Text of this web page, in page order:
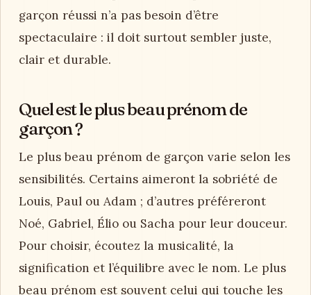
cohérence, la prononciation et le respect
culturel.
garçon ?
Pour trouver un
commencez par l’ambiance souhaitée :
classique, doux, court, ancien, biblique,
naturel, international ou très contemporain.
Associez chaque prénom au nom de famille
pour vérifier le rythme. Pensez aussi aux
surnoms et à l’âge adulte. Un prénom de
garçon réussi n’a pas besoin d’être